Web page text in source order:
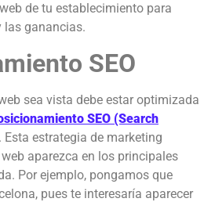
de tu establecimiento para
las ganancias.
SEO
sea vista debe estar optimizada
SEO (Search
. Esta estrategia de marketing
aparezca en los principales
Por ejemplo, pongamos que
pues te interesaría aparecer